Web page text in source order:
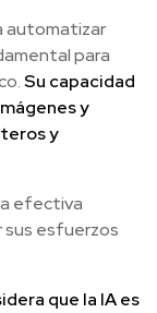
automatizar
para
Su capacidad
y
y
efectiva
sus esfuerzos
que la IA es